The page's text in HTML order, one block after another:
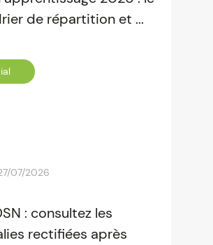
de répartition et ...
07/2026
: consultez les
rectifiées après